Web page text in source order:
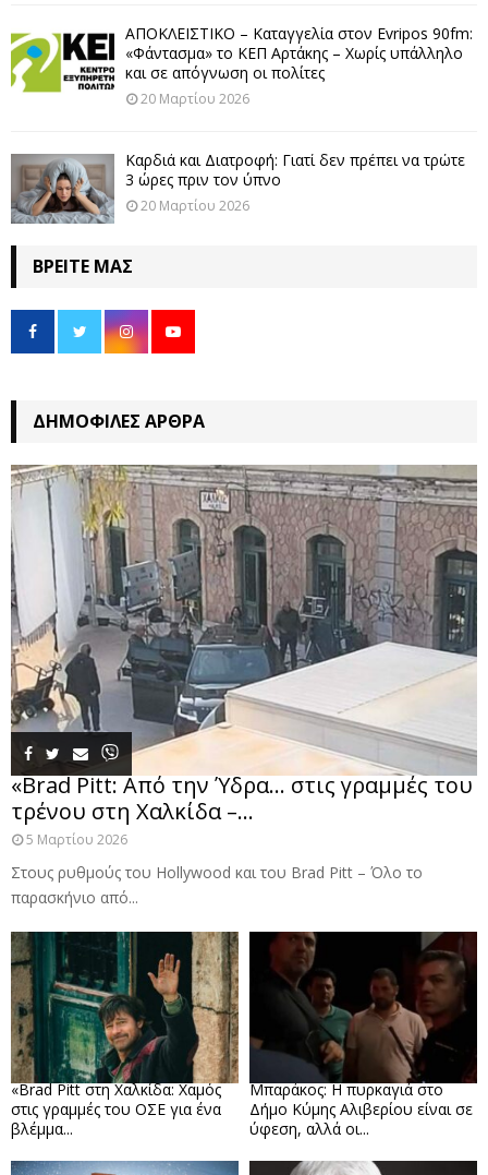
ΑΠΟΚΛΕΙΣΤΙΚΟ – Καταγγελία στον Evripos 90fm:
«Φάντασμα» το ΚΕΠ Αρτάκης – Χωρίς υπάλληλο
και σε απόγνωση οι πολίτες
20 Μαρτίου 2026
Καρδιά και Διατροφή: Γιατί δεν πρέπει να τρώτε
3 ώρες πριν τον ύπνο
20 Μαρτίου 2026
ΒΡΕΊΤΕ ΜΑΣ
ΔΗΜΟΦΙΛΈΣ ΆΡΘΡΑ
«Brad Pitt: Από την Ύδρα… στις γραμμές του
τρένου στη Χαλκίδα –...
5 Μαρτίου 2026
Στους ρυθμούς του Hollywood και του Brad Pitt – Όλο το
παρασκήνιο από...
«Brad Pitt στη Χαλκίδα: Χαμός
στις γραμμές του ΟΣΕ για ένα
βλέμμα...
Μπαράκος: Η πυρκαγιά στο
Δήμο Κύμης Αλιβερίου είναι σε
ύφεση, αλλά οι...